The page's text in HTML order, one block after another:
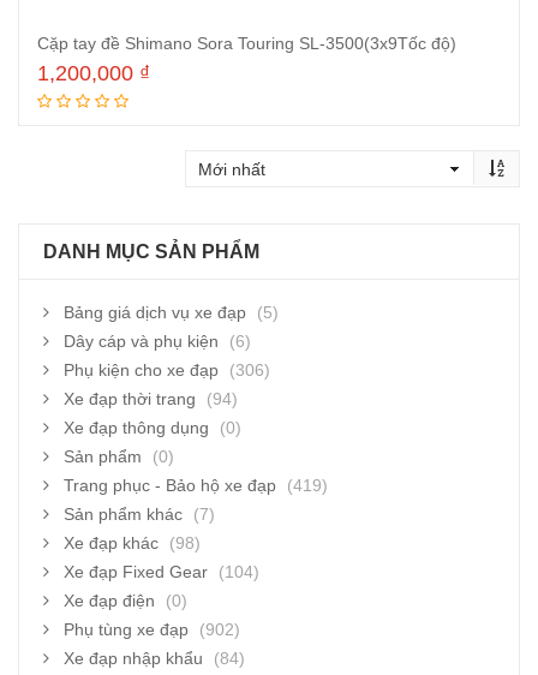
Cặp tay đề Shimano Sora Touring SL-3500(3x9Tốc độ)
1,200,000 ₫
DANH MỤC SẢN PHẨM
Bảng giá dịch vụ xe đạp
(5)
Dây cáp và phụ kiện
(6)
Phụ kiện cho xe đạp
(306)
Xe đạp thời trang
(94)
Xe đạp thông dụng
(0)
Sản phẩm
(0)
Trang phục - Bảo hộ xe đạp
(419)
Sản phẩm khác
(7)
Xe đạp khác
(98)
Xe đạp Fixed Gear
(104)
Xe đạp điện
(0)
Phụ tùng xe đạp
(902)
Xe đạp nhập khẩu
(84)